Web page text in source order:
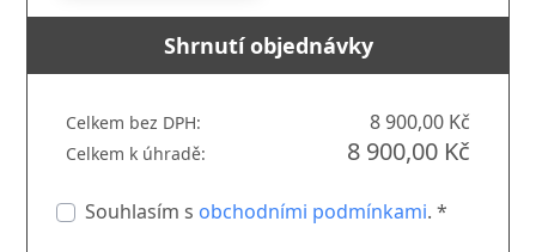
Shrnutí objednávky
Celkem bez DPH: 8 900,00 Kč
Celkem k úhradě: 8 900,00 Kč
Souhlasím s obchodními podmínkami. *